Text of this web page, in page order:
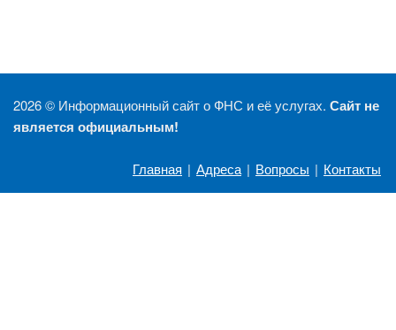
2026 © Информационный сайт о ФНС и её услугах. Сайт не
является официальным!
Главная | Адреса | Вопросы | Контакты